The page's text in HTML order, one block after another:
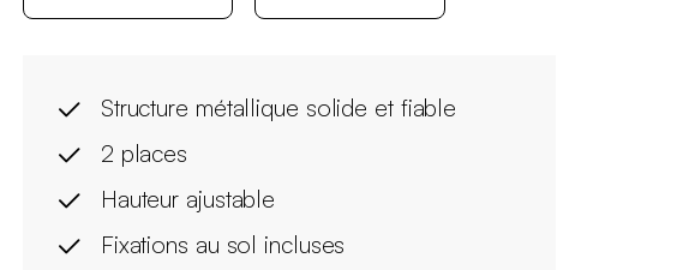
Structure métallique solide et fiable
2 places
Hauteur ajustable
Fixations au sol incluses